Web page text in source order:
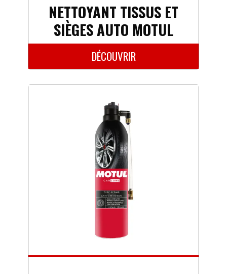
NETTOYANT TISSUS ET
SIÈGES AUTO MOTUL
DÉCOUVRIR